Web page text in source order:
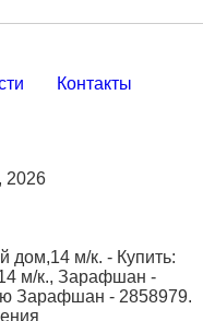
Контакты
2026
дом,14 м/к. - Купить:
м/к., Зарафшан -
Зарафшан - 2858979.